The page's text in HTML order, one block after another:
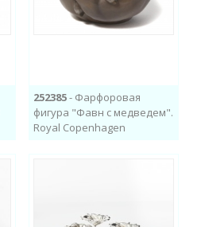
252385- Фарфоровая
фигура "Фавн с медведем".
Royal Copenhagen